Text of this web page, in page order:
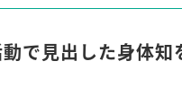
で見出した身体知